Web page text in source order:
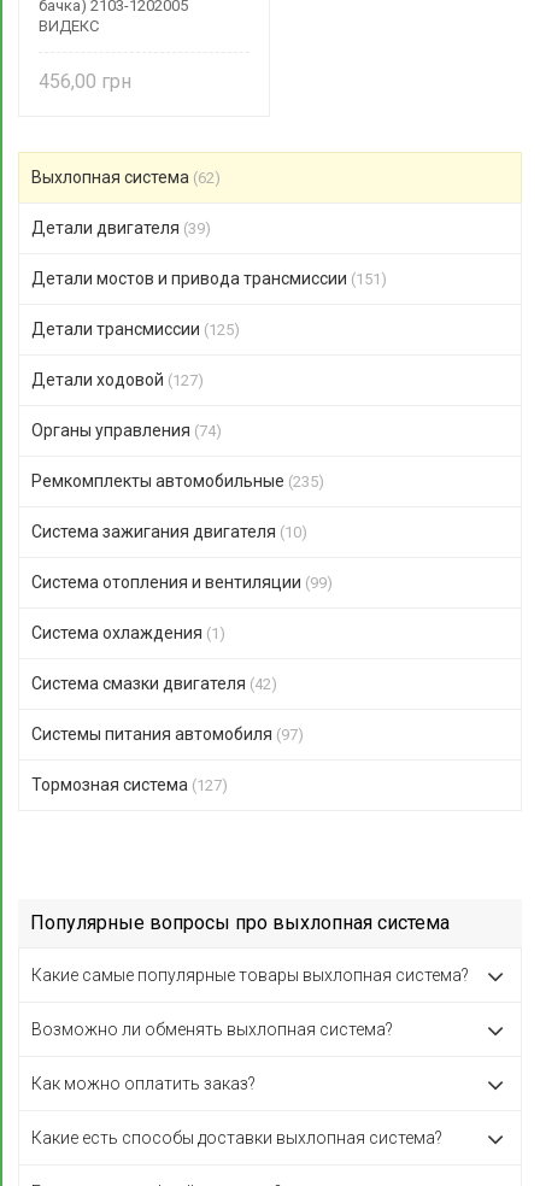
бачка) 2103-1202005
ВИДЕКС
456,00
Выхлопная система (62)
Детали двигателя (39)
Детали мостов и привода трансмиссии (151)
Детали трансмиссии (125)
Детали ходовой (127)
Органы управления (74)
Ремкомплекты автомобильные (235)
Система зажигания двигателя (10)
Система отопления и вентиляции (99)
Система охлаждения (1)
Система смазки двигателя (42)
Системы питания автомобиля (97)
Тормозная система (127)
Популярные вопросы про выхлопная система
Какие самые популярные товары выхлопная система?
Возможно ли обменять выхлопная система?
Как можно оплатить заказ?
Какие есть способы доставки выхлопная система?